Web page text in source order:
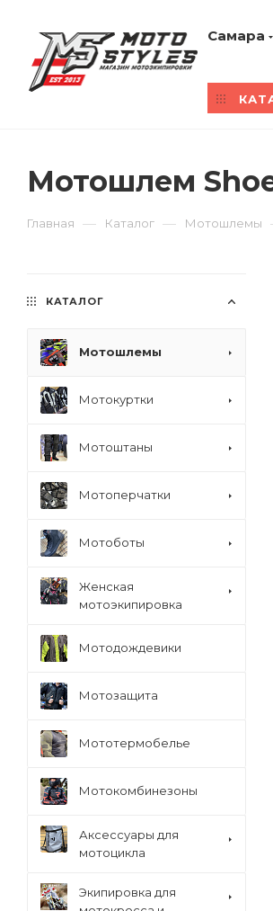
Самара
Мотошлем
Главная — Каталог — Мотошлемы
КАТАЛОГ
Мотошлемы
Мотокуртки
Мотоштаны
Мотоперчатки
Мотоботы
Женская
мотоэкипировка
Мотодождевики
Мотозащита
Мототермобелье
Мотокомбинезоны
Аксессуары для
мотоцикла
Экипировка для